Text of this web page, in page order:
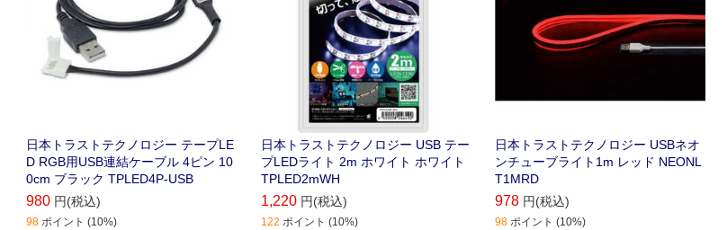
日本トラストテクノロジー テープLE
D RGB用USB連結ケーブル 4ピン 10
0cm ブラック TPLED4P-USB
980 円(税込)
98 ポイント (10%)
日本トラストテクノロジー USB テー
プLEDライト 2m ホワイト ホワイト
TPLED2mWH
1,220 円(税込)
122 ポイント (10%)
日本トラストテクノロジー USBネオ
ンチューブライト1m レッド NEONL
T1MRD
978 円(税込)
98 ポイント (10%)